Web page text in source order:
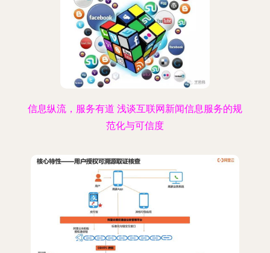
信息纵流，服务有道 浅谈互联网新闻信息服务的规
范化与可信度